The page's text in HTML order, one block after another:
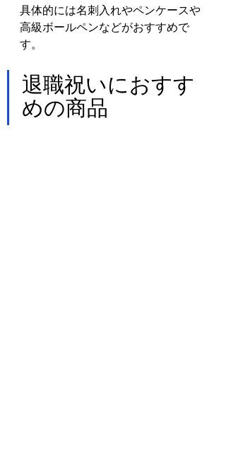
具体的には名刺入れやペンケースや
高級ボールペンなどがおすすめで
す。
退職祝いにおすす
めの商品